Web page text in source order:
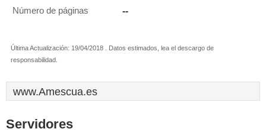
Número de páginas --
Última Actualización: 19/04/2018 . Datos estimados, lea el descargo de
responsabilidad.
www.Amescua.es
Servidores